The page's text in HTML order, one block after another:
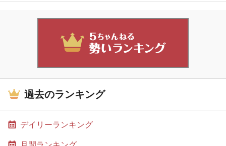
過去のランキング
デイリーランキング